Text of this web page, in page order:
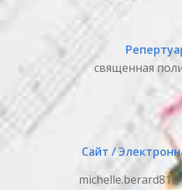
священная
Сайт /